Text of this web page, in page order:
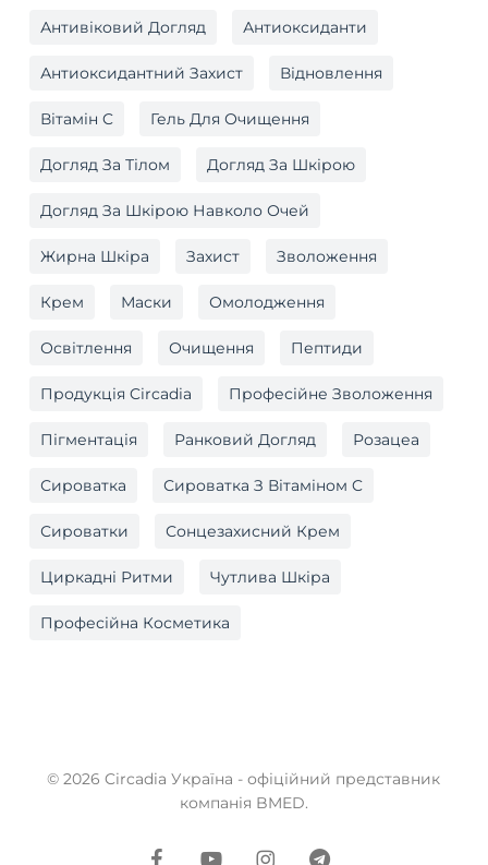
Антивіковий Догляд Антиоксиданти
Антиоксидантний Захист Відновлення
Вітамін C Гель Для Очищення
Догляд За Тілом Догляд За Шкірою
Догляд За Шкірою Навколо Очей
Жирна Шкіра Захист Зволоження
Крем Маски Омолодження
Освітлення Очищення Пептиди
Продукція Circadia Професійне Зволоження
Пігментація Ранковий Догляд Розацеа
Сироватка Сироватка З Вітаміном C
Сироватки Сонцезахисний Крем
Циркадні Ритми Чутлива Шкіра
Професійна Косметика
© 2026 Circadia Україна - офіційний представник
компанія BMED.
facebookyoutubeinstagramtelegram